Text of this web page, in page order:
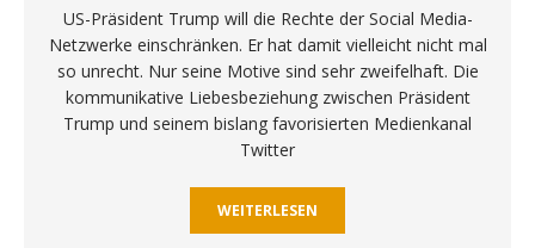
US-Präsident Trump will die Rechte der Social Media-
Netzwerke einschränken. Er hat damit vielleicht nicht mal
so unrecht. Nur seine Motive sind sehr zweifelhaft. Die
kommunikative Liebesbeziehung zwischen Präsident
Trump und seinem bislang favorisierten Medienkanal
Twitter
WEITERLESEN